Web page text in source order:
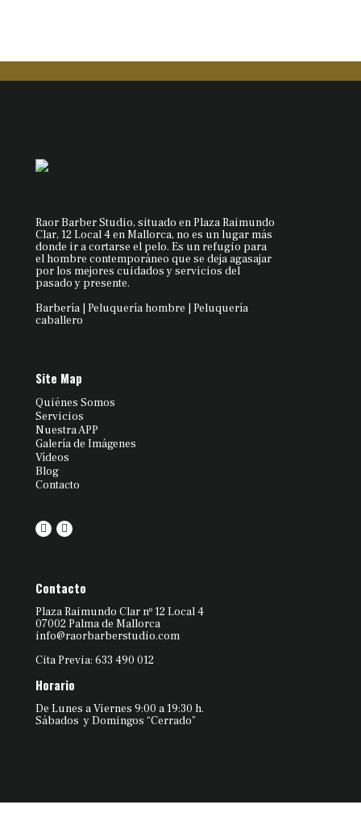
Raor Barber Studio, situado en Plaza Raimundo
Clar, 12 Local 4 en Mallorca, no es un lugar más
donde ir a cortarse el pelo. Es un refugio para
el hombre contemporáneo que se deja agasajar
por los mejores cuidados y servicios del
pasado y presente.
Barbería | Peluquería hombre | Peluquería
caballero
Site Map
Quiénes Somos
Servicios
Nuestra APP
Galería de Imágenes
Vídeos
Blog
Contacto
Contacto
Plaza Raimundo Clar nº 12 Local 4
07002 Palma de Mallorca
info@raorbarberstudio.com
Cita Previa: 633 490 012
Horario
De Lunes a Viernes 9:00 a 19:30 h.
Sábados y Domingos “Cerrado”